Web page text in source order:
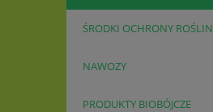
ŚRODKI OCHRONY ROŚLIN
NAWOZY
PRODUKTY BIOBÓJCZE